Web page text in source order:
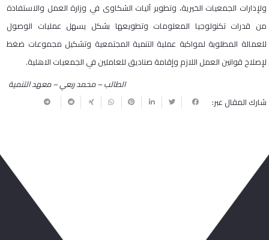
ولإدارات الجمعيات الخيرية، وتطوير آليات الشكاوى في وزارة العمل والاستفادة
من قدرات تكنولوجيا المعلومات وتطويعها بشكل يسهل عمليات الوصول
للعمالة المطلوبة لمواكبة عملية التنمية المجتمعية وتشكيل مجموعات ضغط
لإصلاح قوانين العمل اللازم وإقامة صناديق للعاملين في الجمعيات الاهلية.
الطالب – محمد ربعي – معهد التنمية
شارك المقال عبر: